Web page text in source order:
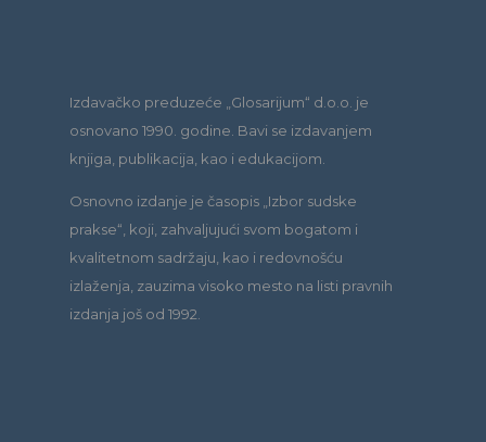
Izdavačko preduzeće „Glosarijum“ d.o.o. je
osnovano 1990. godine. Bavi se izdavanjem
knjiga, publikacija, kao i edukacijom.
Osnovno izdanje je časopis „Izbor sudske
prakse“, koji, zahvaljujući svom bogatom i
kvalitetnom sadržaju, kao i redovnošću
izlaženja, zauzima visoko mesto na listi pravnih
izdanja još od 1992.